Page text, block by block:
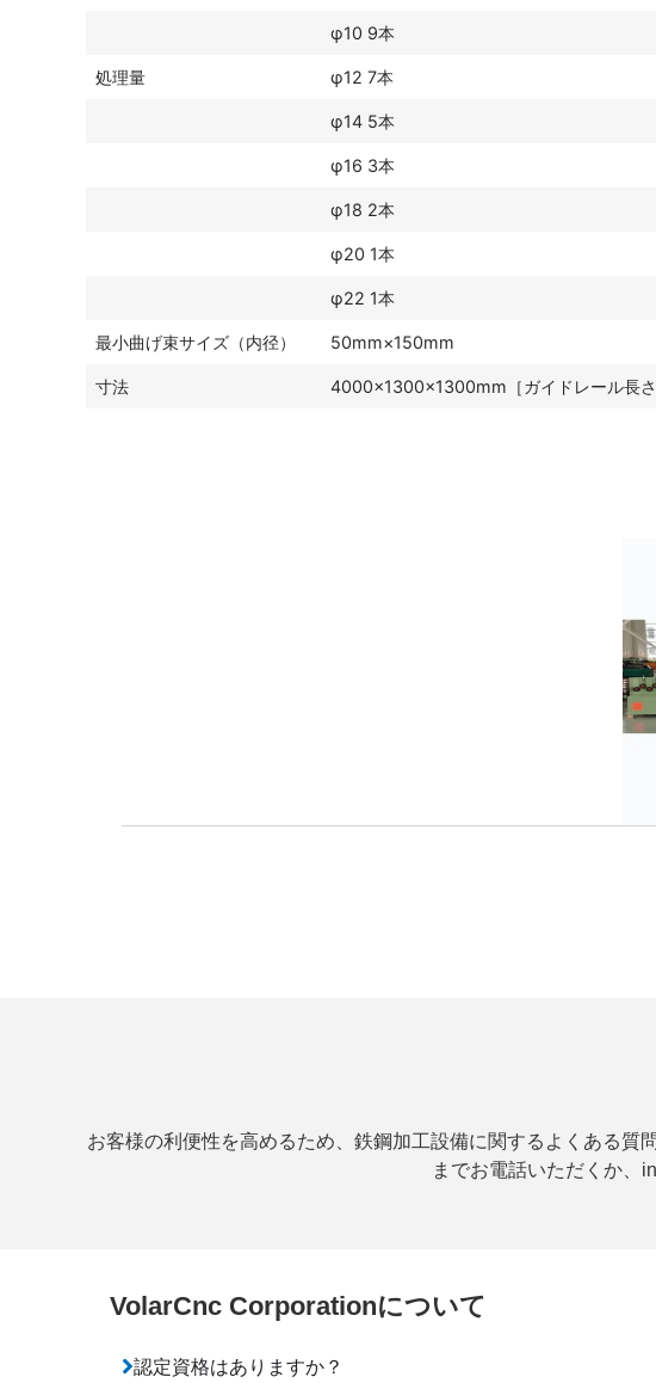
φ10 9本
処理量 φ12 7本
φ14 5本
φ16 3本
φ18 2本
φ20 1本
φ22 1本
最小曲げ束サイズ（内径） 50mm×150mm
寸法 4000×1300×1300mm［ガイドレール長さ
お客様の利便性を高めるため、鉄鋼加工設備に関するよくある
までお電話いただくか、
VolarCnc Corporationについて
認定資格はありますか？